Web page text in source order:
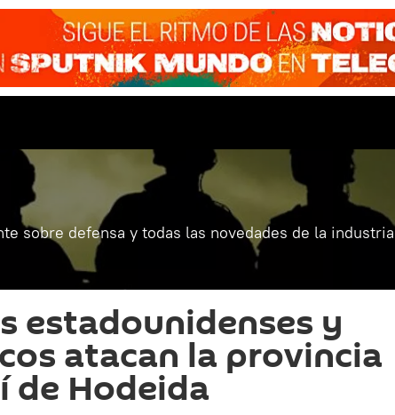
sobre defensa y todas las novedades de la industria
estadounidenses y
atacan la provincia
de Hodeida